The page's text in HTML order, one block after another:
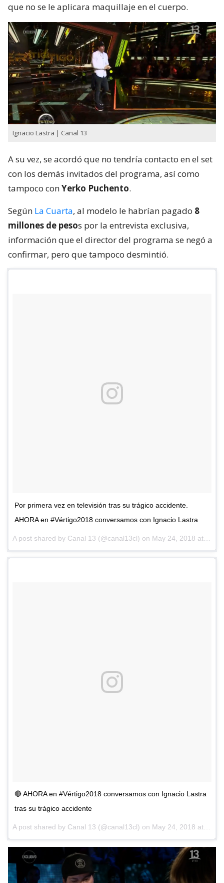
que no se le aplicara maquillaje en el cuerpo.
Ignacio Lastra | Canal 13
A su vez, se acordó que no tendría contacto en el set
con los demás invitados del programa, así como
tampoco conYerko Puchento.
Según La Cuarta, al modelo le habrían pagado 8
millones de pesos por la entrevista exclusiva,
información que el director del programa se negó a
confirmar, pero que tampoco desmintió.
Por primera vez en televisión tras su trágico accidente.
AHORA en #Vértigo2018 conversamos con Ignacio Lastra
A post shared by Canal 13 (@canal13cl) on May 24, 2018 at 8:37pm PDT
🔴 AHORA en #Vértigo2018 conversamos con Ignacio Lastra
tras su trágico accidente
A post shared by Canal 13 (@canal13cl) on May 24, 2018 at 8:46pm PDT